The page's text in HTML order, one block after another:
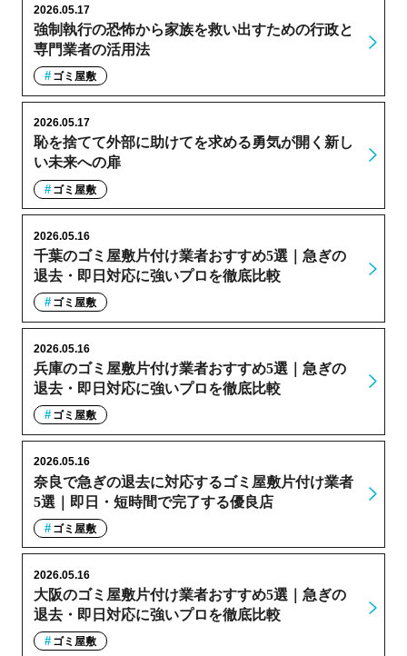
強制執行の恐怖から家族を救い出すための行政と
専門業者の活用法
2026.05.17
ゴミ屋敷
恥を捨てて外部に助けてを求める勇気が開く新し
い未来への扉
2026.05.17
ゴミ屋敷
千葉のゴミ屋敷片付け業者おすすめ5選｜急ぎの
退去・即日対応に強いプロを徹底比較
2026.05.16
ゴミ屋敷
兵庫のゴミ屋敷片付け業者おすすめ5選｜急ぎの
退去・即日対応に強いプロを徹底比較
2026.05.16
ゴミ屋敷
奈良で急ぎの退去に対応するゴミ屋敷片付け業者
5選｜即日・短時間で完了する優良店
2026.05.16
ゴミ屋敷
大阪のゴミ屋敷片付け業者おすすめ5選｜急ぎの
退去・即日対応に強いプロを徹底比較
2026.05.16
ゴミ屋敷